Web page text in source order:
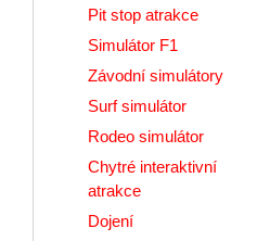
Pit stop atrakce
Simulátor F1
Závodní simulátory
Surf simulátor
Rodeo simulátor
Chytré interaktivní
atrakce
Dojení